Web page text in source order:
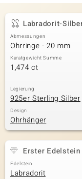
Collection
Classics
Labradorit-
Abmessungen
Ohrringe - 20 mm
Karatgewicht Summe
1,474 ct
Legierung
925er Sterling Silber
Design
Ohrhänger
Erster Edelstein
Edelstein
Labradorit